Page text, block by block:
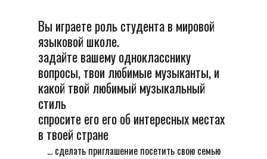
Вы играете роль студента в мировой
языковой школе.
задайте вашему однокласснику
вопросы, твои любимые музыканты, и
какой твой любимый музыкальный
стиль
спросите его его об интересных местах
в твоей стране
... сделать приглашение посетить свою семью